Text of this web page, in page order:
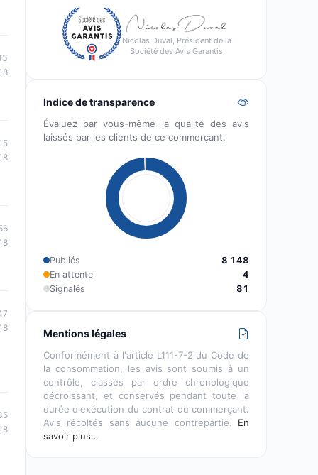
Nicolas Duval, Président de la
Société des Avis Garantis
Indice de transparence
Évaluez par vous-même la qualité des avis
laissés par les clients de ce commerçant.
Publiés
8 148
En attente
4
Signalés
81
Mentions légales
Conformément à l'article L111-7-2 du Code de
la consommation, les avis sont soumis à un
contrôle, classés par ordre chronologique
décroissant, et conservés pendant toute la
durée d'exécution du contrat du commerçant.
Avis récoltés sans aucune contrepartie. En
savoir plus…